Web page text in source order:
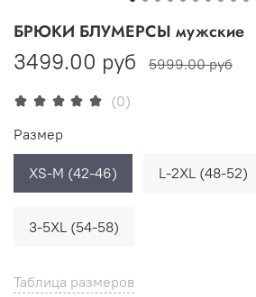
(0)
БРЮКИ БЛУМЕРСЫ мужские
3499.00 руб 5999.00 руб
Таблица размеров
Размер
XS-M (42-46) L-2XL (48-52)
3-5XL (54-58)